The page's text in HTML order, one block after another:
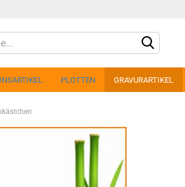
PLOTTEN GRAVURARTIKEL